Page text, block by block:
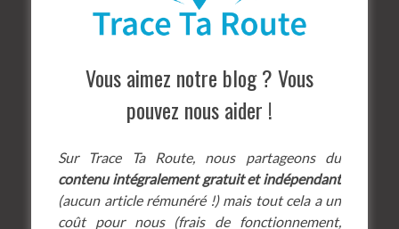
Vous aimez notre blog ? Vous
pouvez nous aider !
Sur Trace Ta Route, nous partageons du
contenu intégralement gratuit et indépendant
(aucun article rémunéré !) mais tout cela a un
coût pour nous (frais de fonctionnement,